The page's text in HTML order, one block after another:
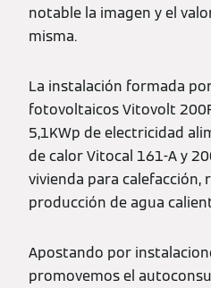
notable la imagen y el
misma.
La instalación formada
fotovoltaicos Vitovolt
5,1KWp de electricidad
de calor Vitocal 161-A y
vivienda para calefacción,
producción de agua
Apostando por
promovemos el